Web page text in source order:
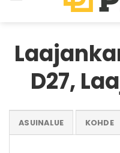
D27,
ASUINALUE KOHDE